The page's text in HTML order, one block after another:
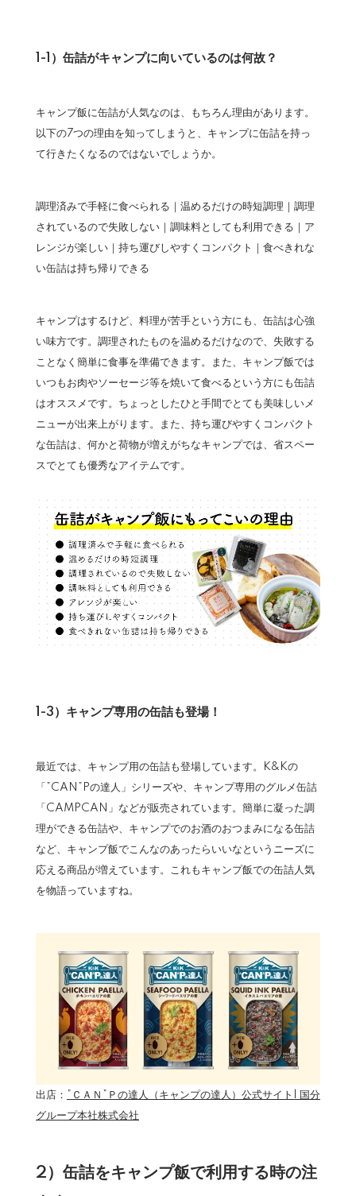
1-1）缶詰がキャンプに向いているのは何故？
キャンプ飯に缶詰が人気なのは、もちろん理由があります。
以下の7つの理由を知ってしまうと、キャンプに缶詰を持っ
て行きたくなるのではないでしょうか。
調理済みで手軽に食べられる｜温めるだけの時短調理｜調理
されているので失敗しない｜調味料としても利用できる｜ア
レンジが楽しい｜持ち運びしやすくコンパクト｜食べきれな
い缶詰は持ち帰りできる
キャンプはするけど、料理が苦手という方にも、缶詰は心強
い味方です。調理されたものを温めるだけなので、失敗する
ことなく簡単に食事を準備できます。また、キャンプ飯では
いつもお肉やソーセージ等を焼いて食べるという方にも缶詰
はオススメです。ちょっとしたひと手間でとても美味しいメ
ニューが出来上がります。また、持ち運びやすくコンパクト
な缶詰は、何かと荷物が増えがちなキャンプでは、省スペー
スでとても優秀なアイテムです。
1-3）キャンプ専用の缶詰も登場！
最近では、キャンプ用の缶詰も登場しています。K&Kの
「”CAN”Pの達人」シリーズや、キャンプ専用のグルメ缶詰
「CAMPCAN」などが販売されています。簡単に凝った調
理ができる缶詰や、キャンプでのお酒のおつまみになる缶詰
など、キャンプ飯でこんなのあったらいいなというニーズに
応える商品が増えています。これもキャンプ飯での缶詰人気
を物語っていますね。
出店： ”ＣＡＮ”Ｐの達人（キャンプの達人）公式サイト| 国分
グループ本社株式会社
2）缶詰をキャンプ飯で利用する時の注